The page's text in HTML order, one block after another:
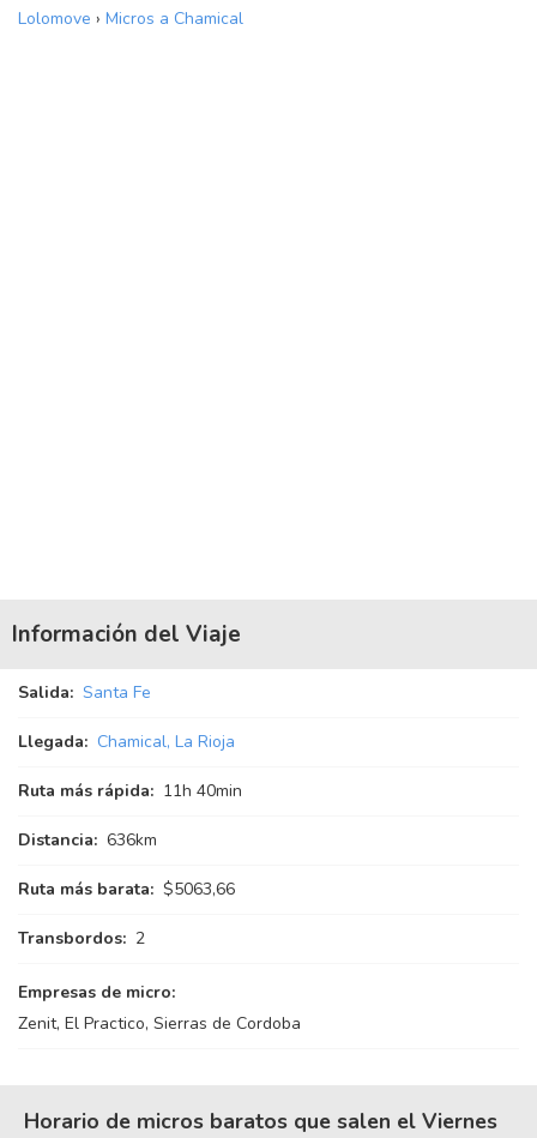
Lolomove › Micros a Chamical
Información del Viaje
Salida: Santa Fe
Llegada: Chamical, La Rioja
Ruta más rápida: 11h 40min
Distancia: 636km
Ruta más barata: $5063,66
Transbordos: 2
Empresas de micro:
Zenit, El Practico, Sierras de Cordoba
Horario de micros baratos que salen el Viernes